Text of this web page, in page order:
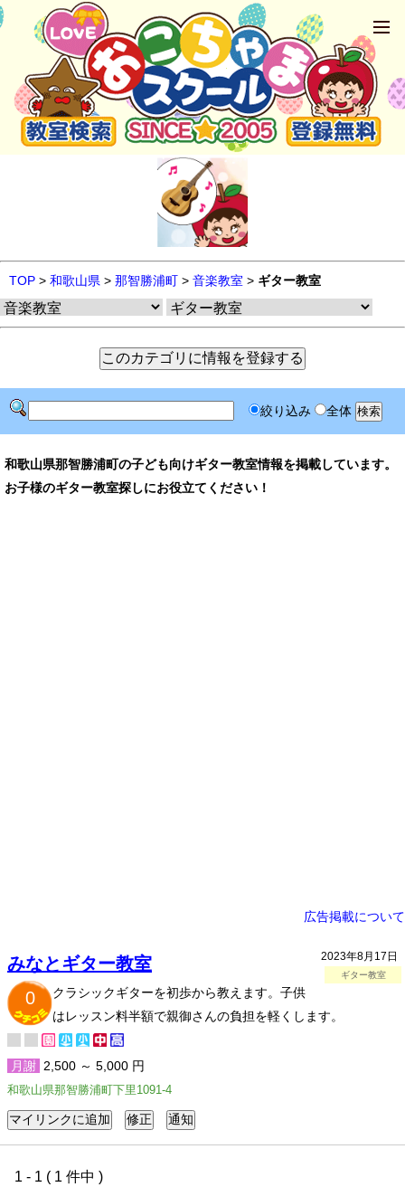
TOP > 和歌山県 > 那智勝浦町 > 音楽教室 > ギター教室
絞り込み 全体
和歌山県那智勝浦町の子ども向けギター教室情報を掲載しています。
お子様のギター教室探しにお役立てください！
広告掲載について
2023年8月17日
ギター教室
みなとギター教室
0
クラシックギターを初歩から教えます。子供
はレッスン料半額で親御さんの負担を軽くします。
月謝 2,500 ～ 5,000 円
和歌山県那智勝浦町下里1091-4
1 - 1 ( 1 件中 )